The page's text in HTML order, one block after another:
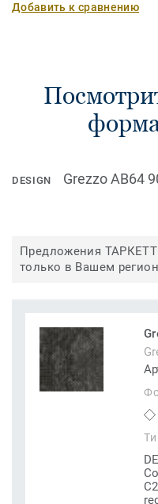
Добавить к сравнению
DESIGN Grezzo AB64
Предложения
только в Вашем